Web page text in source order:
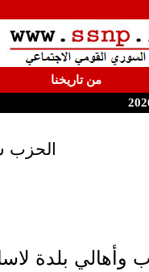
من تاريخنا
الحزب
بلدة